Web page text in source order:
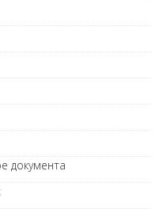
документа